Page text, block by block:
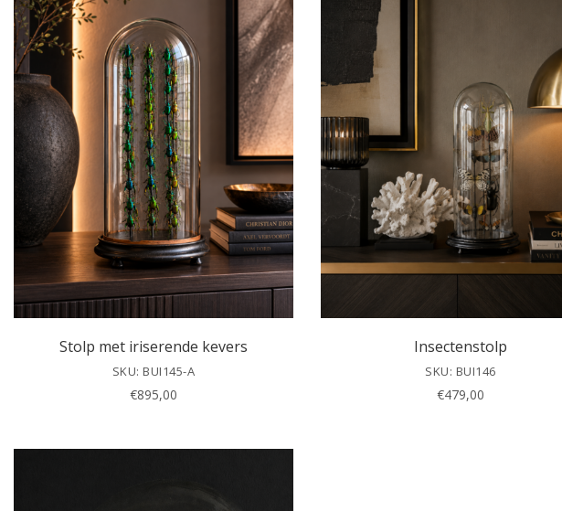
Stolp met iriserende kevers
SKU: BUI145-A
€895,00
Insectenstolp
SKU: BUI146
€479,00